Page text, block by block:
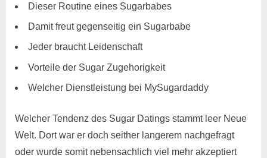
Dieser Routine eines Sugarbabes
Damit freut gegenseitig ein Sugarbabe
Jeder braucht Leidenschaft
Vorteile der Sugar Zugehorigkeit
Welcher Dienstleistung bei MySugardaddy
Welcher Tendenz des Sugar Datings stammt leer Neue
Welt. Dort war er doch seither langerem nachgefragt
oder wurde somit nebensachlich viel mehr akzeptiert